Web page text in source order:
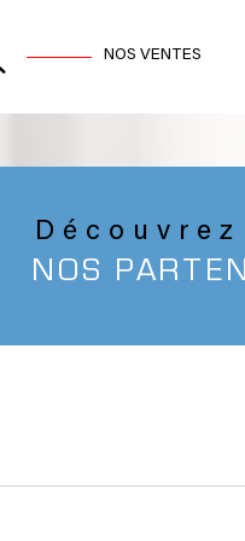
NOS VENTES
Acheter
NOS